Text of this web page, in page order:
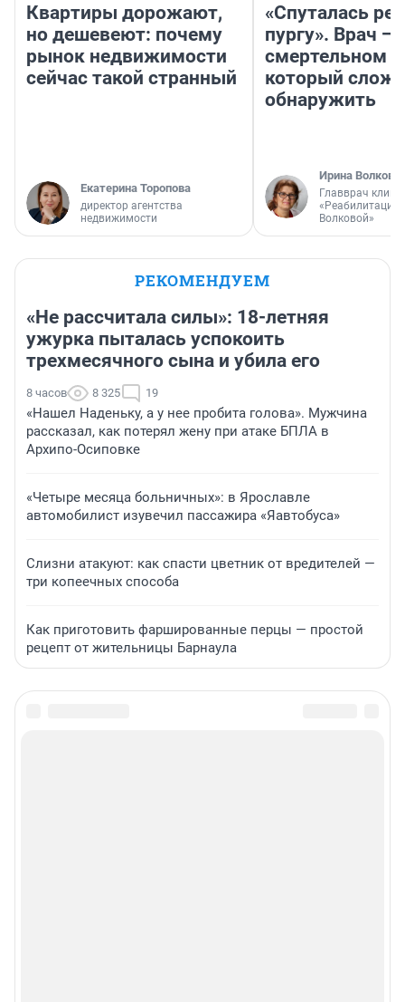
Квартиры дорожают,
но дешевеют: почему
рынок недвижимости
сейчас такой странный
Екатерина Торопова
директор агентства
недвижимости
«Спуталась
пургу». Врач —
смертельном
который
обнаружить
Ирина Волкова
Главврач
«Реабилитация
Волковой»
РЕКОМЕНДУЕМ
«Не рассчитала силы»: 18-летняя
ужурка пыталась успокоить
трехмесячного сына и убила его
8 часов 8 325 19
«Нашел Наденьку, а у нее пробита голова». Мужчина
рассказал, как потерял жену при атаке БПЛА в
Архипо-Осиповке
«Четыре месяца больничных»: в Ярославле
автомобилист изувечил пассажира «Яавтобуса»
Слизни атакуют: как спасти цветник от вредителей —
три копеечных способа
Как приготовить фаршированные перцы — простой
рецепт от жительницы Барнаула